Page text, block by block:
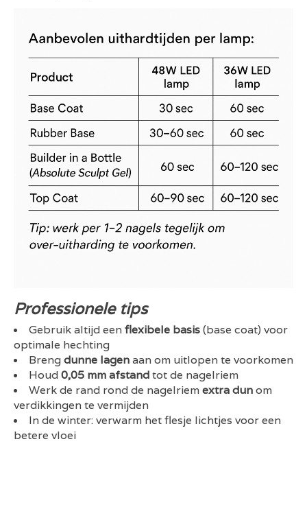
Professionele tips
Gebruik altijd eenflexibele basis(base coat) voor
optimale hechting
Brengdunne lagenaan om uitlopen te voorkomen
Houd0,05 mm afstandtot de nagelriem
Werk de rand rond de nagelriemextra dunom
verdikkingen te vermijden
In de winter: verwarm het flesje lichtjes voor een
betere vloei